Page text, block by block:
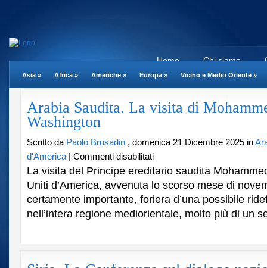
Chi siamo
Home
Asia » Africa » Americhe » Europa » Vicino e Medio Oriente »
Arabia Saudita. La visita di
Washington
Scritto da Paolo Brusadin , domenica 21 Dicembre 2025 in
d'America
Commenti disabilitatisu
Saudita.
La
visita
Mohammed
La visita del Principe ereditario saudita
Uniti d’America, avvenuta lo scorso mese di
certamente importante, foriera d’una possibile
nell’intera regione mediorientale, molto più di un